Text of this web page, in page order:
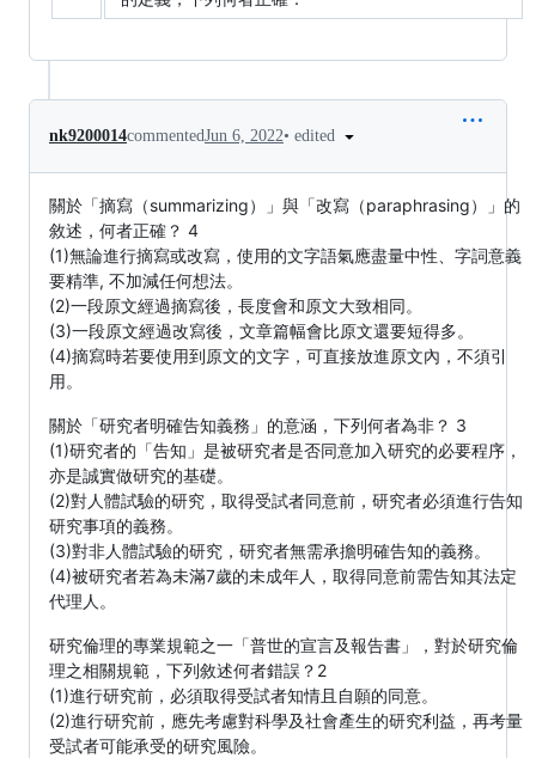
nk9200014commentedJun 6, 2022• edited
關於「摘寫（summarizing）」與「改寫（paraphrasing）」的
敘述，何者正確？ 4
(1)無論進行摘寫或改寫，使用的文字語氣應盡量中性、字詞意義
要精準, 不加減任何想法。
(2)一段原文經過摘寫後，長度會和原文大致相同。
(3)一段原文經過改寫後，文章篇幅會比原文還要短得多。
(4)摘寫時若要使用到原文的文字，可直接放進原文內，不須引
用。
關於「研究者明確告知義務」的意涵，下列何者為非？ 3
(1)研究者的「告知」是被研究者是否同意加入研究的必要程序，
亦是誠實做研究的基礎。
(2)對人體試驗的研究，取得受試者同意前，研究者必須進行告知
研究事項的義務。
(3)對非人體試驗的研究，研究者無需承擔明確告知的義務。
(4)被研究者若為未滿7歲的未成年人，取得同意前需告知其法定
代理人。
研究倫理的專業規範之一「普世的宣言及報告書」，對於研究倫
理之相關規範，下列敘述何者錯誤？2
(1)進行研究前，必須取得受試者知情且自願的同意。
(2)進行研究前，應先考慮對科學及社會產生的研究利益，再考量
受試者可能承受的研究風險。